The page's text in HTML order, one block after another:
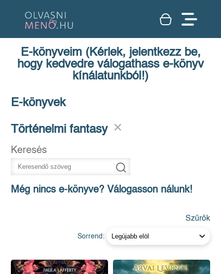
E-könyveim (Kérlek, jelentkezz be,
hogy kedvedre válogathass e-könyv
kínálatunkból!)
E-könyvek
Történelmi fantasy
Keresés
Még nincs e-könyve? Válogasson nálunk!
Szűrők
Sorrend: